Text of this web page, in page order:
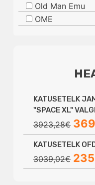
Old Man Emu
OME
KATUSETELK
"SPACE XL"
3923,28€ Algne
hind
oli:
KATUSETELK
3039,02€ Algne
hind